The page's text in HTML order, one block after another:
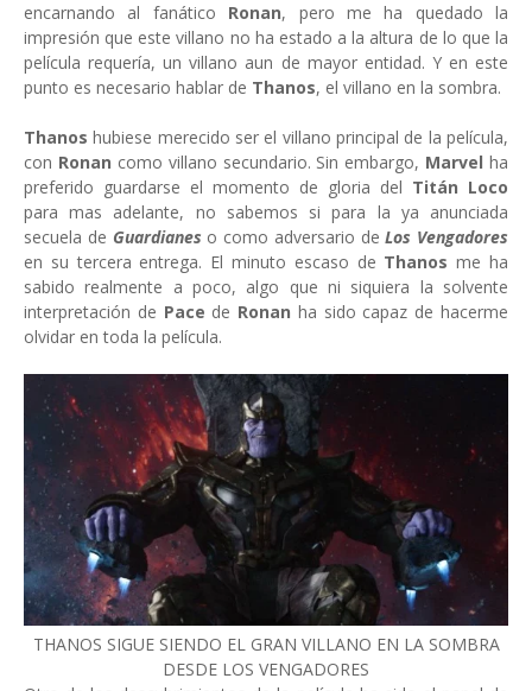
encarnando al fanático Ronan, pero me ha quedado la
impresión que este villano no ha estado a la altura de lo que la
película requería, un villano aun de mayor entidad. Y en este
punto es necesario hablar de Thanos, el villano en la sombra.
Thanoshubiese merecido ser el villano principal de la película,
con Ronan como villano secundario. Sin embargo, Marvel ha
preferido guardarse el momento de gloria del Titán Loco
para mas adelante, no sabemos si para la ya anunciada
secuela de Guardianes o como adversario de Los Vengadores
en su tercera entrega. El minuto escaso de Thanosme ha
sabido realmente a poco, algo que ni siquiera la solvente
interpretación de Pace de Ronan ha sido capaz de hacerme
olvidar en toda la película.
THANOS SIGUE SIENDO EL GRAN VILLANO EN LA SOMBRA
DESDE LOS VENGADORES